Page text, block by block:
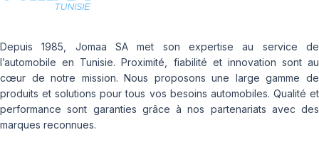
Depuis 1985, Jomaa SA met son expertise au service de
l’automobile en Tunisie. Proximité, fiabilité et innovation sont au
cœur de notre mission. Nous proposons une large gamme de
produits et solutions pour tous vos besoins automobiles. Qualité et
performance sont garanties grâce à nos partenariats avec des
marques reconnues.